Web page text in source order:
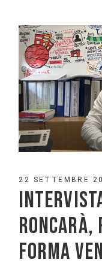
22 SETTEMBRE
RONCARÀ,
FORMA